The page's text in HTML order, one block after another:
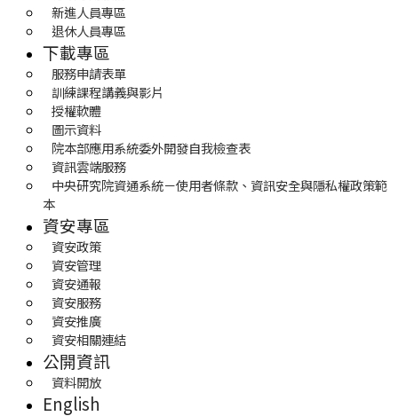
新進人員專區
退休人員專區
下載專區
服務申請表單
訓練課程講義與影片
授權軟體
圖示資料
院本部應用系統委外開發自我檢查表
資訊雲端服務
中央研究院資通系統－使用者條款、資訊安全與隱私權政策範
本
資安專區
資安政策
資安管理
資安通報
資安服務
資安推廣
資安相關連結
公開資訊
資料開放
English